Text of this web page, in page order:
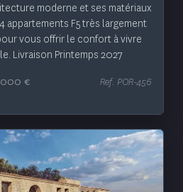
moderne et ses matériaux
appartements F5 très largement
vous offrir le confort à vivre
Livraison Printemps 2027
000 €
Ref. POR-456